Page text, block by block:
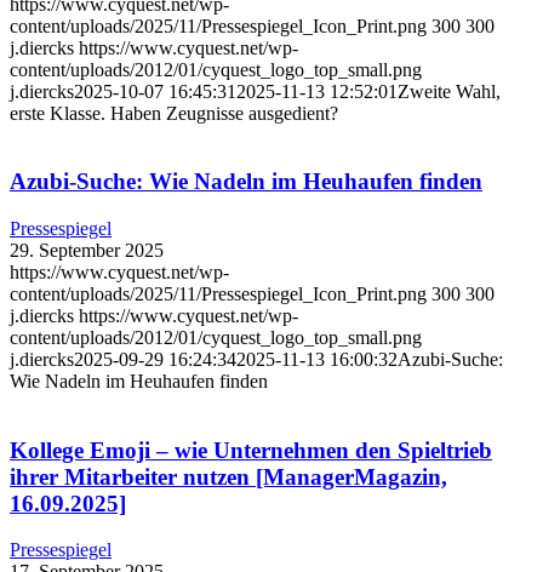
content/uploads/2025/11/Pressespiegel_Icon_Print.png 300 300
j.diercks https://www.cyquest.net/wp-
content/uploads/2012/01/cyquest_logo_top_small.png
j.diercks2025-10-07 16:45:31 2025-11-13 12:52:01 Zweite Wahl,
erste Klasse. Haben Zeugnisse ausgedient?
Azubi-Suche: Wie Nadeln im Heuhaufen finden
Pressespiegel
29. September 2025
https://www.cyquest.net/wp-
content/uploads/2025/11/Pressespiegel_Icon_Print.png 300 300
j.diercks https://www.cyquest.net/wp-
content/uploads/2012/01/cyquest_logo_top_small.png
j.diercks2025-09-29 16:24:342025-11-13 16:00:32Azubi-Suche:
Wie Nadeln im Heuhaufen finden
Kollege Emoji – wie Unternehmen den Spieltrieb
ihrer Mitarbeiter nutzen [ManagerMagazin,
16.09.2025]
Pressespiegel